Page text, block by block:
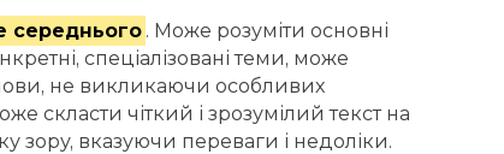
середнього . Може розуміти основні
спеціалізовані теми, може
не викликаючи особливих
скласти чіткий і зрозумілий текст на
зору, вказуючи переваги і недоліки.